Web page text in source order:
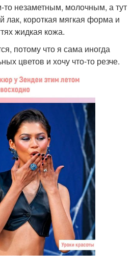
незаметным, молочным, а тут
лак, короткая мягкая форма и
жидкая кожа.
потому что я сама иногда
цветов и хочу что-то резче.